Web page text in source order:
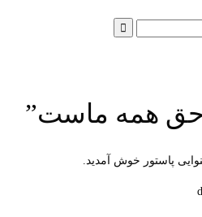
همه ماست”
پاستور خوش آمدید.